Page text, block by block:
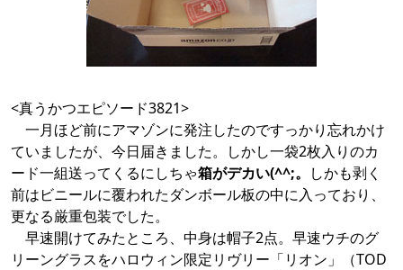
<真うかつエピソード3821>
一月ほど前にアマゾンに発注したのですっかり忘れかけ
ていましたが、今日届きました。しかし一袋2枚入りのカ
ード一組送ってくるにしちゃ箱がデカい(^^;。 しかも剥く
前はビニールに覆われたダンボール板の中に入っており、
更なる厳重包装でした。
早速開けてみたところ、中身は帽子2点。早速ウチのグ
リーングラスをハロウィン限定リヴリー「リオン」（TOD